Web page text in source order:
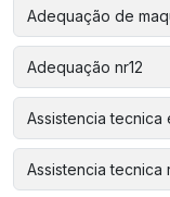
Adequação de
Adequação nr12
Assistencia tecnica
Assistencia tecnica